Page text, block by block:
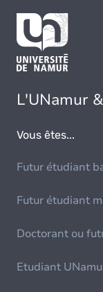
L'UNamur
Vous êtes...
Futur étudiant
Futur étudiant
Doctorant ou
Etudiant